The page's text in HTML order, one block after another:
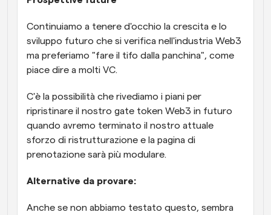
Continuiamo a tenere d'occhio la crescita e lo
sviluppo futuro che si verifica nell'industria Web3
ma preferiamo "fare il tifo dalla panchina", come
piace dire a molti VC.
C'è la possibilità che rivediamo i piani per
ripristinare il nostro gate token Web3 in futuro
quando avremo terminato il nostro attuale
sforzo di ristrutturazione e la pagina di
prenotazione sarà più modulare.
Alternative da provare:
Anche se non abbiamo testato questo, sembra